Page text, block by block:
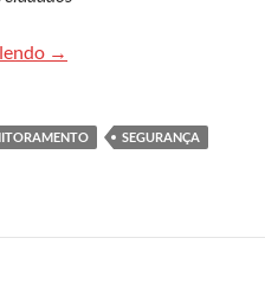
Inteligência artificial na
→
SEGURANÇA